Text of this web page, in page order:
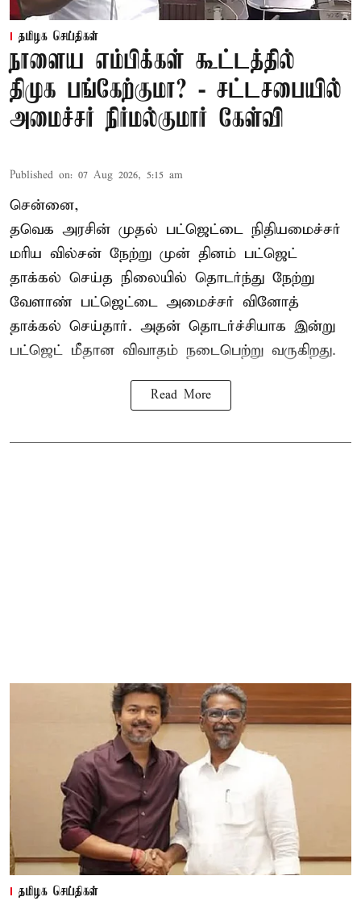
தமிழக செய்திகள்
நாளைய எம்பிக்கள் கூட்டத்தில்
திமுக பங்கேற்குமா? - சட்டசபையில்
அமைச்சர் நிர்மல்குமார் கேள்வி
Published on: 07 Aug 2026, 5:15 am
சென்னை,
தவெக அரசின் முதல் பட்ஜெட்டை நிதியமைச்சர்
மரிய வில்சன் நேற்று முன் தினம் பட்ஜெட்
தாக்கல் செய்த நிலையில் தொடர்ந்து நேற்று
வேளாண் பட்ஜெட்டை அமைச்சர் வினோத்
தாக்கல் செய்தார். அதன் தொடர்ச்சியாக இன்று
பட்ஜெட் மீதான விவாதம் நடைபெற்று வருகிறது.
Read More
தமிழக செய்திகள்